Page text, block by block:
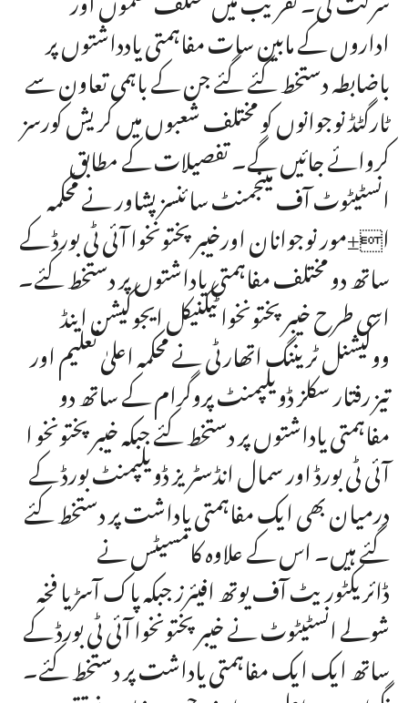
اداروں کے مابین سات مفاہمتی یادداشتوں پر
باضابطہ دستخط کئے گئے جن کے باہمی تعاون سے
ٹارگٹڈ نوجوانوں کو مختلف شعبوں میں کریش کورسز
کروائے جائیں گے۔ تفصیلات کے مطابق
انسٹیٹوٹ آف مینجمنٹ سائنسز پشاور نے محکمہ
ا±مور نوجوانان اورخیبرپختونخوا آئی ٹی بورڈ کے
ساتھ دو مختلف مفاہمتی یاداشتوں پر دستخط کئے۔
اسی طرح خیبر پختونخوا ٹیکنیکل ایجوکیشن اینڈ
ووکیشنل ٹریننگ اتھارٹی نے محکمہ اعلیٰ تعلیم اور
تیز رفتار سکلز ڈویلپمنٹ پروگرام کے ساتھ دو
مفاہمتی یاداشتوں پر دستخط کئے جبکہ خیبرپختونخو ا
آئی ٹی بورڈ اور سمال انڈسٹریز ڈویلپمنٹ بورڈ کے
درمیان بھی ایک مفاہمتی یاداشت پر دستخط کئے
گئے ہیں۔ اس کے علاوہ کامسیٹس نے
ڈائریکٹوریٹ آف یوتھ افیئرز جبکہ پاک آسڑیا فخہ
شولے انسٹیٹوٹ نے خیبرپختونخوا آئی ٹی بورڈ کے
ساتھ ایک ایک مفاہمتی یاداشت پر دستخط کئے۔